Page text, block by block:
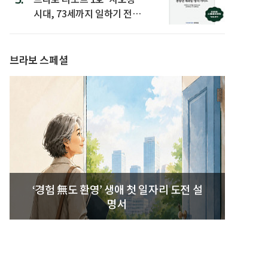
시대, 73세까지 일하기 전략’
브라보 스페셜
‘경험 無도 환영’ 생애 첫 일자리 도전 설
명서